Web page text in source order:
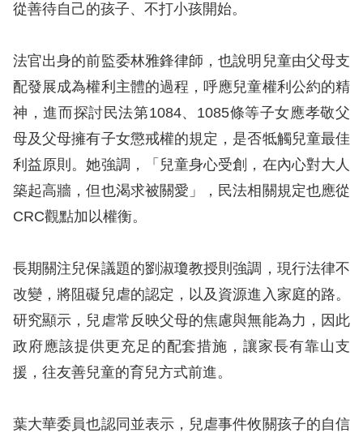
申
訴
人
資
料
庫
無
障
快
捷
鍵
從善待自己的孩子、不打小孩開始。
法官出身的前監委林雅鋒律師，也說明兒童由父母支
配發展成為權利主體的過程，呼應兒童權利公約的精
神，進而探討民法第1084、1085條等子女應孝敬父
母及父母擁有子女懲戒權的規定，是否牴觸兒童最佳
利益原則。她強調，「兒童身心受創，在內心對大人
築起高牆，但也渴求被關愛」，民法相關規定也應從
CRC觀點加以權衡。
長期關注兒保議題的劉淑瓊教授則強調，現行法律不
改變，將阻礙兒虐的認定，以及資源進入家庭的路。
研究顯示，兒虐常反映父母的焦慮與無能為力，因此
政府應該提供更充足的配套措施，讓家長有靠山支
援，往友善兒童的育兒方式前進。
葉大華委員也認同並表示，兒虐事件攸關孩子的自信